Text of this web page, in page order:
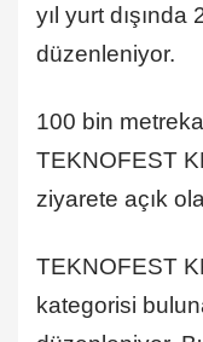
yıl yurt
düzenleniyor.
100 bin
TEKNOFEST
ziyarete açık
TEKNOFEST
kategorisi